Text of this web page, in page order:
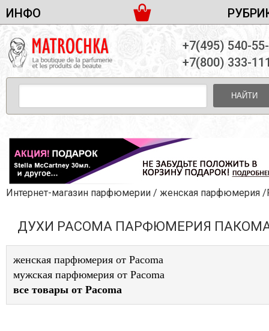
ИНФО
ДОСТАВКА И ОПЛАТА
ПАРТНЕРСТВО
КОНТАКТЫ
ЖЕНСКАЯ ПАРФЮМЕРИЯ
МУЖСКАЯ ПАРФЮМЕРИЯ
УНИСЕКС ПАРФЮМЕРИЯ
ЖЕНСКИЕ НАБОРЫ
МУЖСКИЕ НАБОРЫ
УНИСЕКС НАБОРЫ
УХОД ЗА ЛИЦОМ
УХОД ЗА ТЕЛОМ
ДЕКОРАТИВНАЯ КОСМЕТИКА
+7(495) 540-
+7(800) 333-
НАЙТИ
Интернет-магазин парфюмерии / женская парфюмерия /
ДУХИ PACOMA ПАРФЮМЕРИЯ
женская парфюмерия от Pacoma
мужская парфюмерия от Pacoma
все товары от Pacoma